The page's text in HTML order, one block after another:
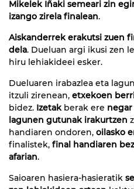
Mikelek Iñaki semeari zin
izango zirela finalean.
Aiskanderrek erakutsi zuen
dela. Dueluan argi ikusi zen
hiru lehiakideei esker.
Dueluaren irabazlea eta
itzuli zirenean, etxekoen
bidez. Izetakberak ere
lagunen gutunak irakurtzen
handiaren ondoren, oilasko
finalistek, final handiaren
afarian.
Saioaren hasiera-hasieratik